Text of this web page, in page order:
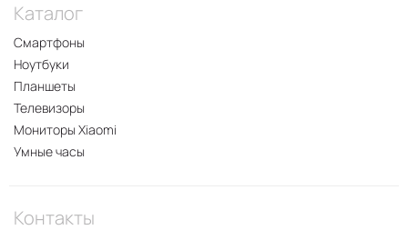
Каталог
Смартфоны
Ноутбуки
Планшеты
Телевизоры
Мониторы Xiaomi
Умные часы
Контакты